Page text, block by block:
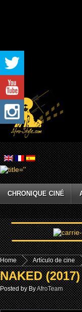
CHRONIQUE CINÉ
Home Artículo de cine
NAKED (2017)
Posted by ByAfroTeam